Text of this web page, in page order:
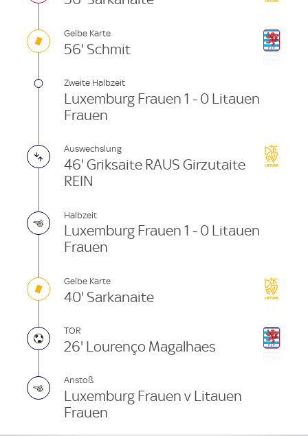
Gelbe Karte
56' Schmit
Zweite Halbzeit
Luxemburg Frauen 1 - 0 Litauen
Frauen
Auswechslung
46' Griksaite RAUS Girzutaite
REIN
Halbzeit
Luxemburg Frauen 1 - 0 Litauen
Frauen
Gelbe Karte
40' Sarkanaite
TOR
26' Lourenço Magalhaes
Anstoß
Luxemburg Frauen v Litauen
Frauen